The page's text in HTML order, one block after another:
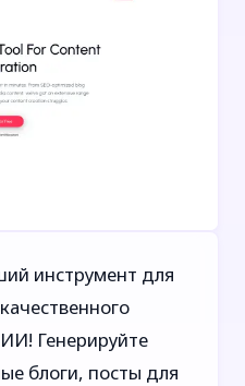
инструмент для
Генерируйте
блоги, посты для